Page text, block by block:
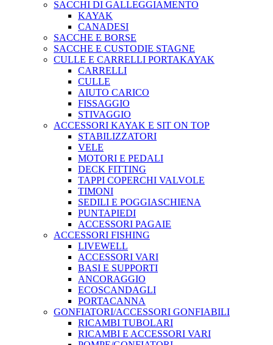
SACCHI DI GALLEGGIAMENTO
KAYAK
CANADESI
SACCHE E BORSE
SACCHE E CUSTODIE STAGNE
CULLE E CARRELLI PORTAKAYAK
CARRELLI
CULLE
AIUTO CARICO
FISSAGGIO
STIVAGGIO
ACCESSORI KAYAK E SIT ON TOP
STABILIZZATORI
VELE
MOTORI E PEDALI
DECK FITTING
TAPPI COPERCHI VALVOLE
TIMONI
SEDILI E POGGIASCHIENA
PUNTAPIEDI
ACCESSORI PAGAIE
ACCESSORI FISHING
LIVEWELL
ACCESSORI VARI
BASI E SUPPORTI
ANCORAGGIO
ECOSCANDAGLI
PORTACANNA
GONFIATORI/ACCESSORI GONFIABILI
RICAMBI TUBOLARI
RICAMBI E ACCESSORI VARI